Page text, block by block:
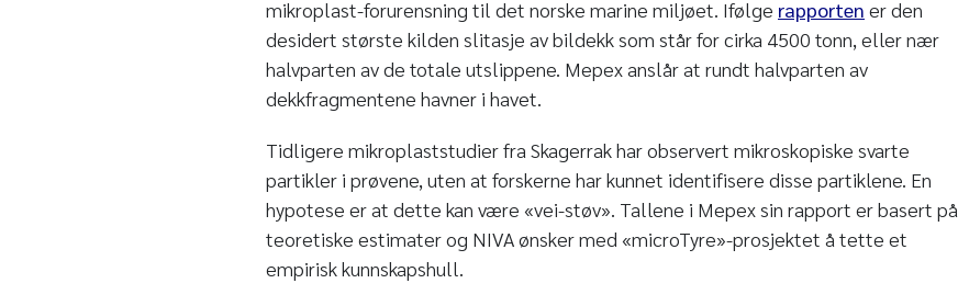
mikroplast-forurensning til det norske marine miljøet. Ifølge rapporten er den
desidert største kilden slitasje av bildekk som står for cirka 4500 tonn, eller nær
halvparten av de totale utslippene. Mepex anslår at rundt halvparten av
dekkfragmentene havner i havet.
Tidligere mikroplaststudier fra Skagerrak har observert mikroskopiske svarte
partikler i prøvene, uten at forskerne har kunnet identifisere disse partiklene. En
hypotese er at dette kan være «vei-støv». Tallene i Mepex sin rapport er basert på
teoretiske estimater og NIVA ønsker med «microTyre»-prosjektet å tette et
empirisk kunnskapshull.